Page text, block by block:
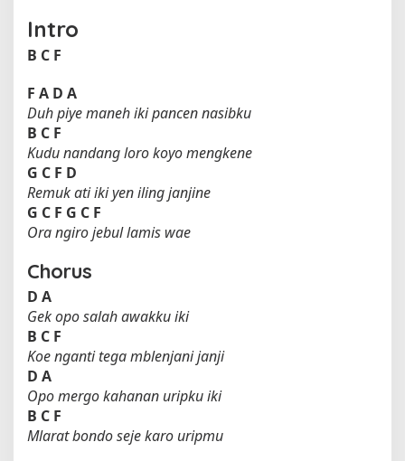
Intro
B C F
F A D A
Duh piye maneh iki pancen nasibku
B C F
Kudu nandang loro koyo mengkene
G C F D
Remuk ati iki yen iling janjine
G C F G C F
Ora ngiro jebul lamis wae
Chorus
D A
Gek opo salah awakku iki
B C F
Koe nganti tega mblenjani janji
D A
Opo mergo kahanan uripku iki
B C F
Mlarat bondo seje karo uripmu